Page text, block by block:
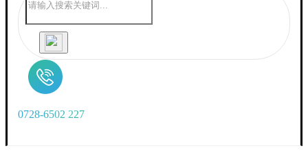
0728-6502 227